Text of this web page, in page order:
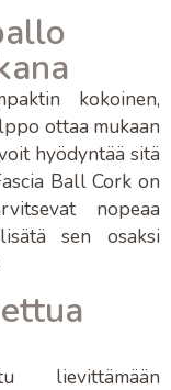
kokoinen,
ottaa mukaan
hyödyntää sitä
Ball Cork on
nopeaa
sen osaksi
lievittämään